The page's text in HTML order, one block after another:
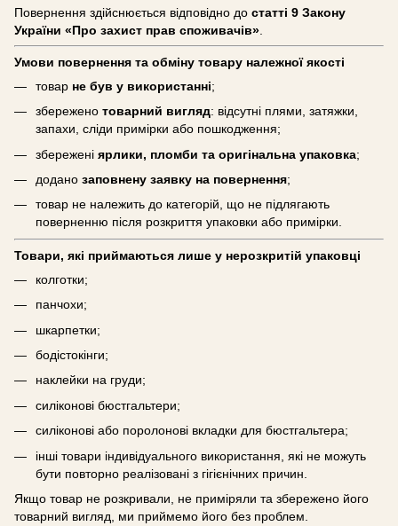
Повернення здійснюється відповідно до статті 9 Закону
України «Про захист прав споживачів»
Умови повернення та обміну товару належної якості
товар не був у використанні;
збережено товарний вигляд: відсутні плями, затяжки,
запахи, сліди примірки або пошкодження;
збережені ярлики, пломби та оригінальна упаковка;
додано заповнену заявку на повернення;
товар не належить до категорій, що не підлягають
поверненню після розкриття упаковки або примірки.
Товари, які приймаються лише у нерозкритій упаковці
колготки;
панчохи;
шкарпетки;
бодістокінги;
наклейки на груди;
силіконові бюстгальтери;
силіконові або поролонові вкладки для бюстгальтера;
інші товари індивідуального використання, які не можуть
бути повторно реалізовані з гігієнічних причин.
Якщо товар не розкривали, не приміряли та збережено його
товарний вигляд, ми приймемо його без проблем.